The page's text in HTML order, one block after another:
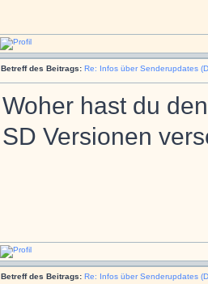
Betreff des Beitrags: Re: Infos über Senderupdates
Woher hast du
SD Versionen
Betreff des Beitrags: Re: Infos über Senderupdates